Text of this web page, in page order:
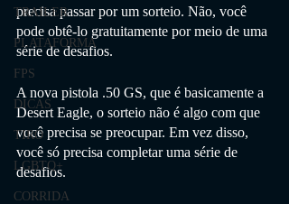
TRAILER
PLATAFORMA
FPS
DICAS
TIRO
LGBTQ+
CORRIDA
precisa passar por um sorteio. Não, você
pode obtê-lo gratuitamente por meio de uma
série de desafios.
A nova pistola .50 GS, que é basicamente a
Desert Eagle, o sorteio não é algo com que
você precisa se preocupar. Em vez disso,
você só precisa completar uma série de
desafios.